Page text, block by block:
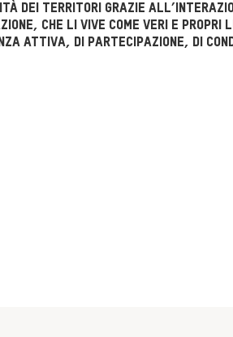
dei territori grazie
che li vive come veri e propri
attiva, di partecipazione, di